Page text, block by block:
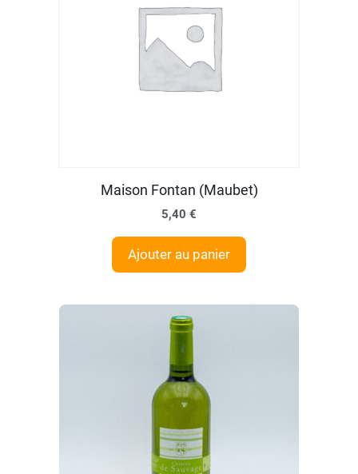
Maison Fontan (Maubet)
5,40 €
Ajouter au panier